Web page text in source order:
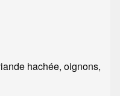
hachée, oignons,